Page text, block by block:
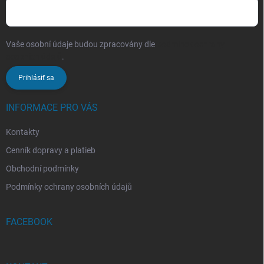
Vaše osobní údaje budou zpracovány dle
.
Prihlásiť sa
INFORMACE PRO VÁS
Kontakty
Cenník dopravy a platieb
Obchodní podmínky
Podmínky ochrany osobních údajů
FACEBOOK